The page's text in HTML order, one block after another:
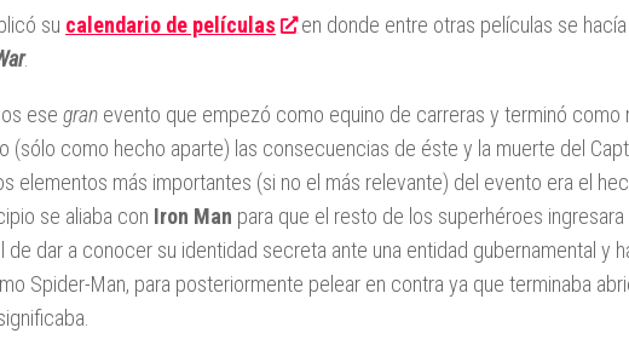
su calendario de películas
en donde entre otras películas se
.
ese gran evento que empezó como equino de carreras y terminó como
(sólo como hecho aparte) las consecuencias de éste y la muerte del
elementos más importantes (si no el más relevante) del evento era el
se aliaba con Iron Man para que el resto de los superhéroes
de dar a conocer su identidad secreta ante una entidad gubernamental y
Spider-Man, para posteriormente pelear en contra ya que terminaba